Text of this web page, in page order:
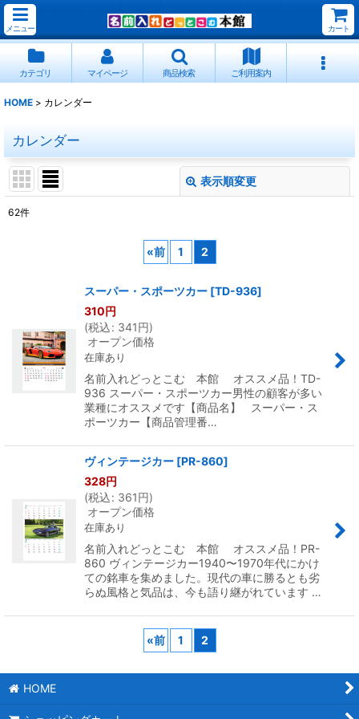
メニュー カート
カテゴリ マイページ 商品検索 ご利用案内
HOME > カレンダー
カレンダー
表示順変更
62件
«前 1 2
スーパー・スポーツカー [TD-936]
310円
(税込: 341円)
オープン価格
在庫あり
名前入れどっとこむ 本館 オススメ品！TD-
936 スーパー・スポーツカー男性の顧客が多い
業種にオススメです【商品名】 スーパー・ス
ポーツカー【商品管理番…
ヴィンテージカー [PR-860]
328円
(税込: 361円)
オープン価格
在庫あり
名前入れどっとこむ 本館 オススメ品！PR-
860 ヴィンテージカー1940〜1970年代にかけ
ての銘車を集めました。現代の車に勝るとも劣
らぬ風格と気品は、今も語り継がれています …
«前 1 2
HOME